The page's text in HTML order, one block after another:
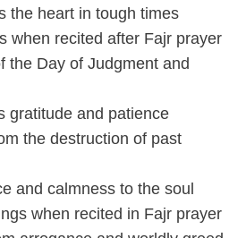
the heart in tough times
when recited after Fajr prayer
the Day of Judgment and
gratitude and patience
the destruction of past
and calmness to the soul
when recited in Fajr prayer